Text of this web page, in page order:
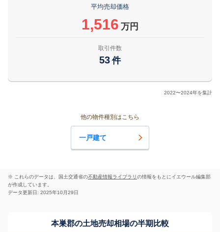
平均売却価格
1,516 万円
取引件数
53 件
2022〜2024年を集計
他の物件種別はこちら
一戸建て
※ これらのデータは、国土交通省の不動産情報ライブラリの情報をもとにイエウール編集部
が作成しています。
データ更新日: 2025年10月29日
本巣郡の土地売却相場の半期比較